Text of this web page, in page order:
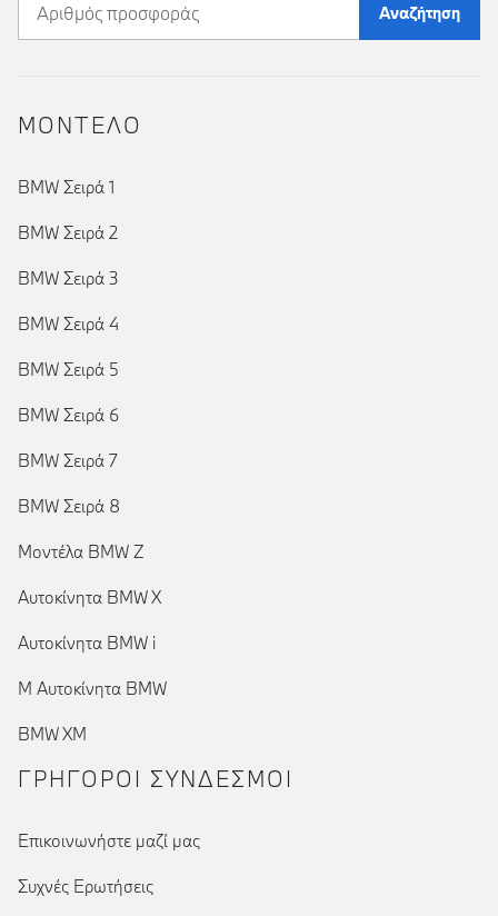
Αναζήτηση
ΜΟΝΤΕΛΟ
BMW Σειρά 1
BMW Σειρά 2
BMW Σειρά 3
BMW Σειρά 4
BMW Σειρά 5
BMW Σειρά 6
BMW Σειρά 7
BMW Σειρά 8
Μοντέλα BMW Z
Αυτοκίνητα BMW X
Αυτοκίνητα BMW i
Μ Αυτοκίνητα BMW
BMW XM
ΓΡΉΓΟΡΟΙ ΣΎΝΔΕΣΜΟΙ
Επικοινωνήστε μαζί μας
Συχνές Ερωτήσεις